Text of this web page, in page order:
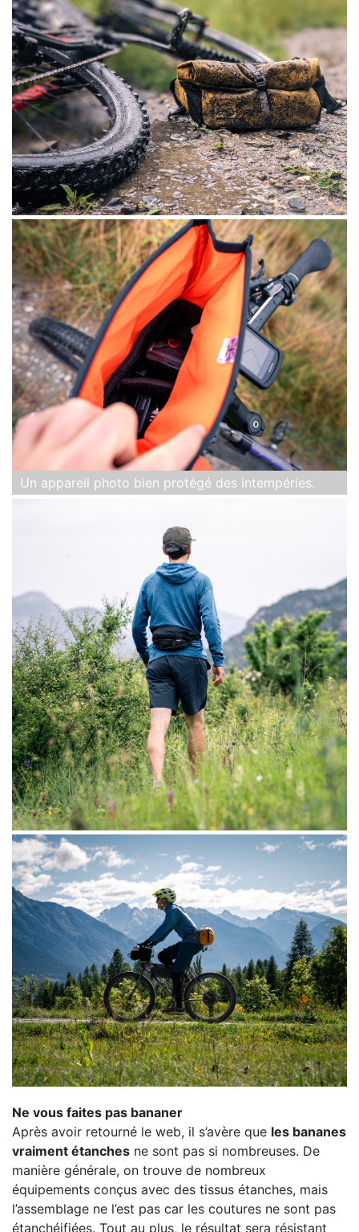
Un appareil photo bien protégé des intempéries.
Ne vous faites pas bananer
Après avoir retourné le web, il s’avère que les bananes
vraiment étanches ne sont pas si nombreuses. De
manière générale, on trouve de nombreux
équipements conçus avec des tissus étanches, mais
l’assemblage ne l’est pas car les coutures ne sont pas
étanchéifiées. Tout au plus, le résultat sera résistant